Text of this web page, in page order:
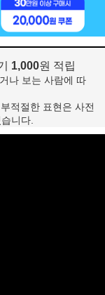
1,000원 적립
나 보는 사람에 따
적절한 표현은 사전
니다.